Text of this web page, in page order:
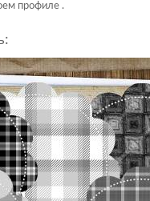
профиле .